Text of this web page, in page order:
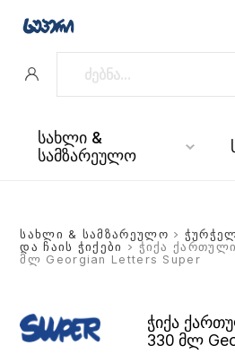
სახლი &
სამზარეულო
სახლი & სამზარეულო >
და ჩაის ჭიქები > ჭიქა
მლ Georgian Letters Super
ჭიქა
330 მლ